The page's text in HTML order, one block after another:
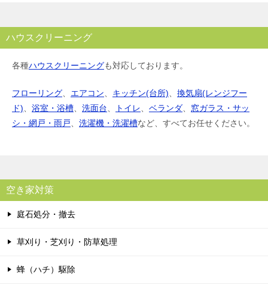
ハウスクリーニング
各種ハウスクリーニングも対応しております。
フローリング エアコン キッチン(台所)
換気扇(レンジフー
ド)
浴室・浴槽 洗面台 トイレ ベランダ
窓ガラス・サッ
シ・網戸・雨戸
洗濯機・洗濯槽など、すべてお任せください。
空き家対策
庭石処分・撤去
草刈り・芝刈り・防草処理
蜂（ハチ）駆除